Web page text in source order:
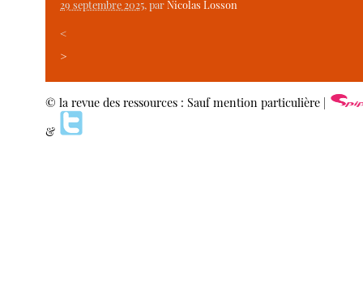
29 septembre 2025, parNicolas Losson
<
>
© la revue des ressources : Sauf mention particulière |
&